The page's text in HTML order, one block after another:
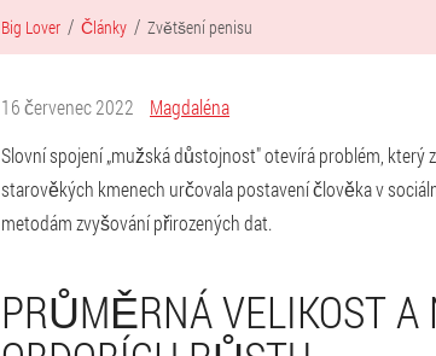
Big Lover Články Zvětšení penisu
16 červenec 2022
Magdaléna
Slovní spojení „mužská důstojnost" otevírá problém,
starověkých kmenech určovala postavení člověka v
metodám zvyšování přirozených dat.
PRŮMĚRNÁ VELIKOST A